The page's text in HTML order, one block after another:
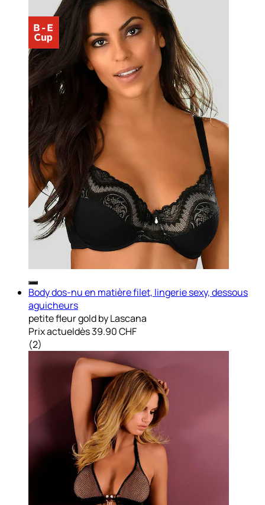
Body dos-nu en matière filet, lingerie sexy, dessous
aguicheurs
petite fleur gold by Lascana
Prix actueldès39.90 CHF
(2)